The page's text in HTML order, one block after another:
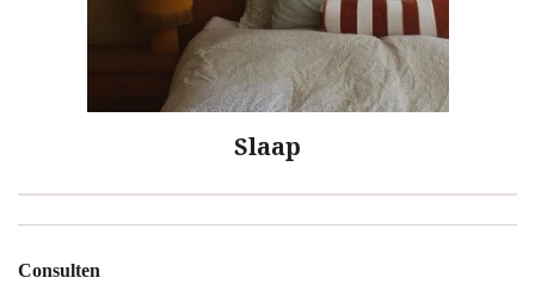
Slaap
Consulten